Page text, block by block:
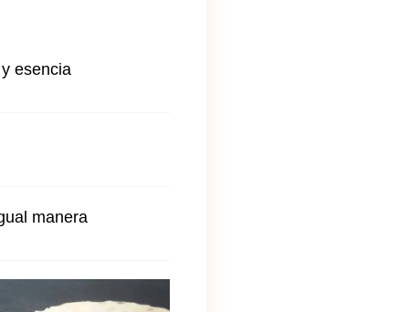
esencia
manera